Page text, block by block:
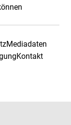
Mediadaten
Kontakt